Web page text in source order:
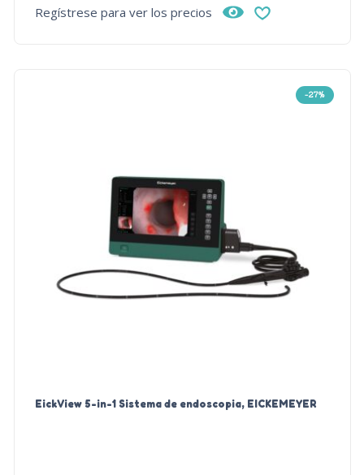
Regístrese para ver los precios
-27%
EickView 5-in-1 Sistema de endoscopia, EICKEMEYER